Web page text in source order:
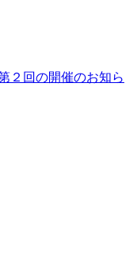
２回の開催のお知ら